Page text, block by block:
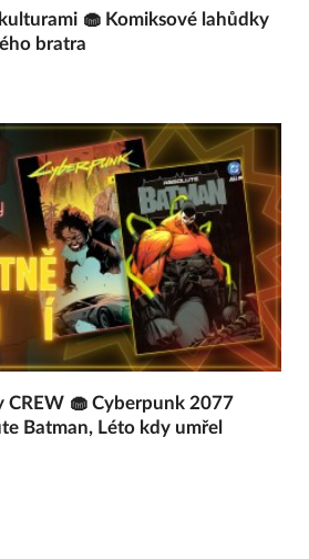
🧁 Komiksové lahůdky
bratra
CREW 🧁 Cyberpunk 2077
Batman, Léto kdy umřel